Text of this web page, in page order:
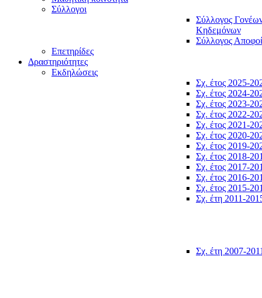
Σύλλογοι
Σύλλογος
Κηδεμόνων
Σύλλογος
Επετηρίδες
Δραστηριότητες
Εκδηλώσεις
Σχ. έτος 2025-
Σχ. έτος 2024-
Σχ. έτος 2023-
Σχ. έτος 2022-
Σχ. έτος 2021-
Σχ. έτος 2020-
Σχ. έτος 2019-
Σχ. έτος 2018-
Σχ. έτος 2017-
Σχ. έτος 2016-
Σχ. έτος 2015-
Σχ. έτη 2011-
Σχ. έτη 2007-